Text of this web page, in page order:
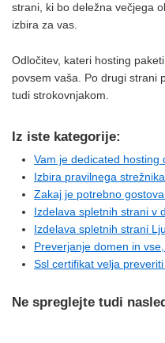
strani, ki bo deležna večjega
izbira za vas.
Odločitev, kateri hosting
povsem vaša. Po drugi strani
tudi strokovnjakom.
Iz iste kategorije:
Vam je dedicated hosting
Izbira pravilnega
Zakaj je potrebno
Izdelava spletnih strani v
Izdelava spletnih strani
Preverjanje domen in
Ssl certifikat velja
Ne spreglejte tudi